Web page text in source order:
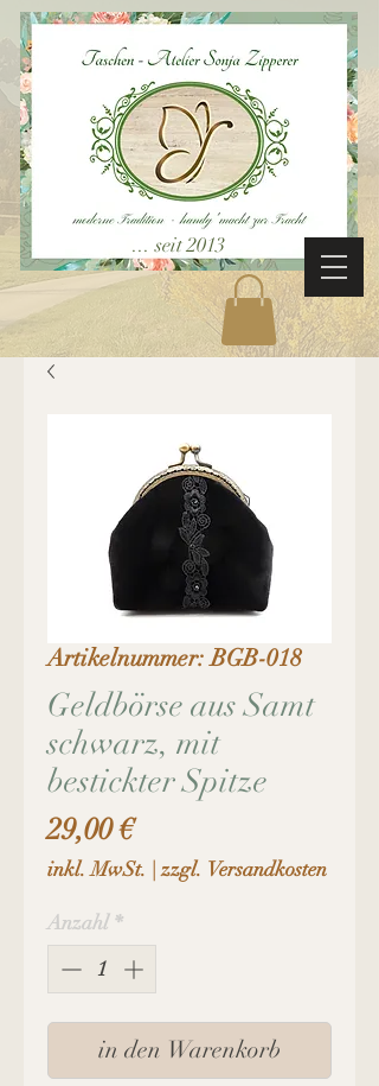
... seit 2013
Artikelnummer: BGB-018
Geldbörse aus Samt
schwarz, mit
bestickter Spitze
29,00 €Preis
inkl. MwSt. |zzgl. Versandkosten
Anzahl *
in den Warenkorb